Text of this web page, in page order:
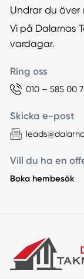
Undrar du
Vi på Dalarnas
vardagar.
Ring oss
010 – 585 00
Skicka e-post
Vill du ha en
Boka hembesök